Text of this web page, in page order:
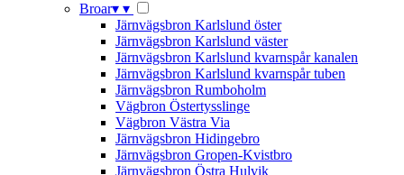
Broar▾ ▾
Järnvägsbron Karlslund öster
Järnvägsbron Karlslund väster
Järnvägsbron Karlslund kvarnspår kanalen
Järnvägsbron Karlslund kvarnspår tuben
Järnvägsbron Rumboholm
Vägbron Östertysslinge
Vägbron Västra Via
Järnvägsbron Hidingebro
Järnvägsbron Gropen-Kvistbro
Järnvägsbron Östra Hulvik